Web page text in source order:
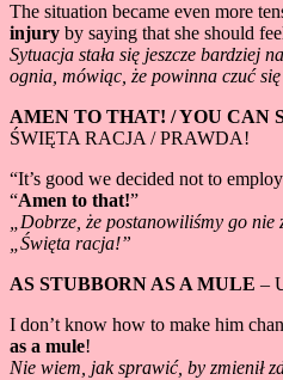
The situation became even more
injury by saying that she should
Sytuacja stała się jeszcze bardziej
ognia, mówiąc, że powinna czuć
AMEN TO THAT! / YOU CAN
ŚWIĘTA RACJA / PRAWDA!
“It’s good we decided not to
“Amen to that!”
„Dobrze, że postanowiliśmy go
„Święta racja!”
AS STUBBORN AS A MULE –
I don’t know how to make him
as a mule!
Nie wiem, jak sprawić, by zmienił